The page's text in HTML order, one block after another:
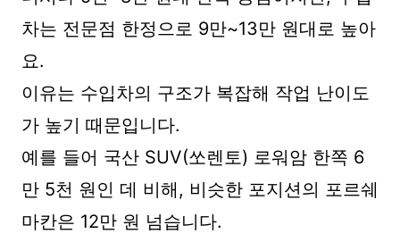
차는 전문점 한정으로 9만~13만 원대로 높아
요.
이유는 수입차의 구조가 복잡해 작업 난이도
가 높기 때문입니다.
예를 들어 국산 SUV(쏘렌토) 로워암 한쪽 6
만 5천 원인 데 비해, 비슷한 포지션의 포르쉐
마칸은 12만 원 넘습니다.